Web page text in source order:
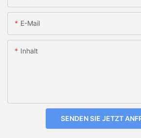
E-Mail
Inhalt
SENDEN SIE JETZT